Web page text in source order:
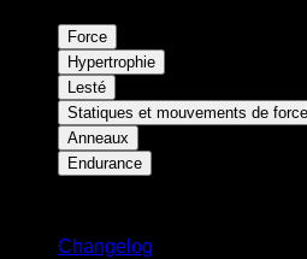
Force
Hypertrophie
Lesté
Statiques et mouvements de force
Anneaux
Endurance
Changelog